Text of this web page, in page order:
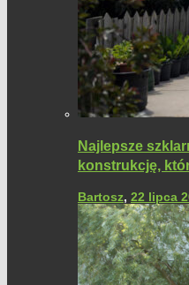
Najlepsze
konstrukcję,
Bartosz, 22 lipca